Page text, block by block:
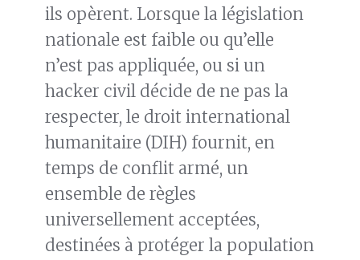
ils opèrent. Lorsque la législation
nationale est faible ou qu’elle
n’est pas appliquée, ou si un
hacker civil décide de ne pas la
respecter, le droit international
humanitaire (DIH) fournit, en
temps de conflit armé, un
ensemble de règles
universellement acceptées,
destinées à protéger la population